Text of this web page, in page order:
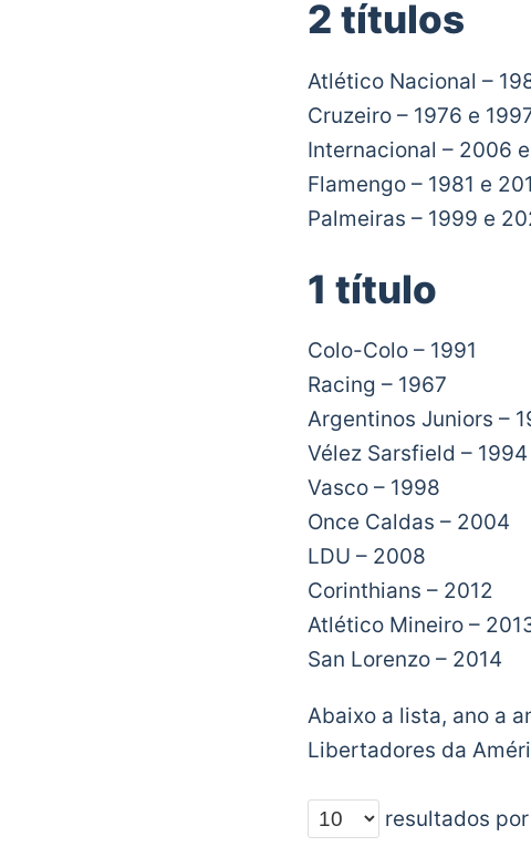
2 títulos
Atlético Nacional –
Cruzeiro – 1976 e
Internacional – 2006
Flamengo – 1981 e
Palmeiras – 1999 e
1 título
Colo-Colo – 1991
Racing – 1967
Argentinos Juniors –
Vélez Sarsfield – 1994
Vasco – 1998
Once Caldas – 2004
LDU – 2008
Corinthians – 2012
Atlético Mineiro –
San Lorenzo – 2014
Abaixo a lista, ano a
Libertadores da
resultados